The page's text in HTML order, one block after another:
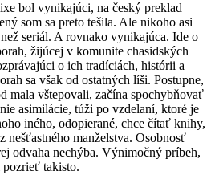
bol vynikajúci, na český preklad
som sa preto tešila. Ale nikoho asi
seriál. A rovnako vynikajúca. Ide o
žijúcej v komunite chasidských
o ich tradíciách, histórii a
sa však od ostatných líši. Postupne,
mala vštepovali, začína spochybňovať
asimilácie, túži po vzdelaní, ktoré je
iného, odopierané, chce čítať knihy,
manželstva. Osobnosť
odvaha nechýba. Výnimočný príbeh,
pozrieť takisto.